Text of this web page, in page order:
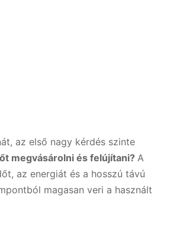
az első nagy kérdés szinte
megvásárolni és felújítani?A
az energiát és a hosszú távú
magasan veri a használt